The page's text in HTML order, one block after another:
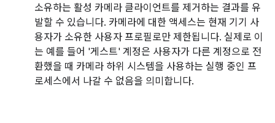
소유하는 활성 카메라 클라이언트를 제거하는 결과를 유
발할 수 있습니다. 카메라에 대한 액세스는 현재 기기 사
용자가 소유한 사용자 프로필로만 제한됩니다. 실제로 이
는 예를 들어 '게스트' 계정은 사용자가 다른 계정으로 전
환했을 때 카메라 하위 시스템을 사용하는 실행 중인 프
로세스에서 나갈 수 없음을 의미합니다.